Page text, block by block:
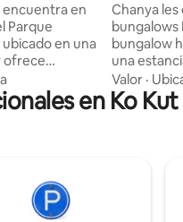
completa
encuentra en
Parque
ubicado en una
ofrece
y del bosque
para
aislada en la
a solo
tiendas,
Chanya les
bungalows
bungalow
una
con un
un arroyo
estancia
necesitar.
aguas
Valor ·
en Ko Kut